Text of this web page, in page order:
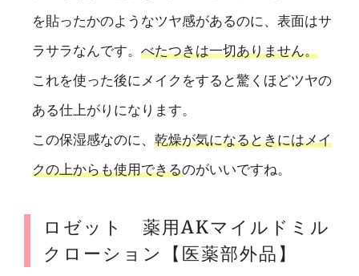
を貼ったかのようなツヤ感があるのに、表面はサ
ラサラなんです。 べたつきは一切ありません。
これを使った後にメイクをすると驚くほどツヤの
ある仕上がりになります。
この保湿感なのに、 乾燥が気になるときにはメイ
クの上からも使用できるのがいいですね。
ロゼット 薬用AKマイルドミル
クローション【医薬部外品】